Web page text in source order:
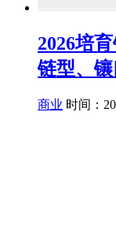
2026培
链型、
商业 时间：